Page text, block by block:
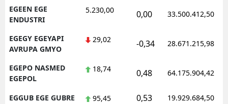
EGEEN EGE
ENDUSTRI
5.230,00 0,00 33.500.412,50
EGEGY EGEYAPI
AVRUPA GMYO
29,02 -0,34 28.671.215,98
EGEPO NASMED
EGEPOL
18,74 0,48 64.175.904,42
EGGUB EGE GUBRE 95,45 0,53 19.929.684,50